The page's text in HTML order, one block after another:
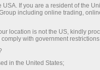
much time and
for a
If you are a resident of the
including online trading,
location is not the US, kindly
with government
in the United States;